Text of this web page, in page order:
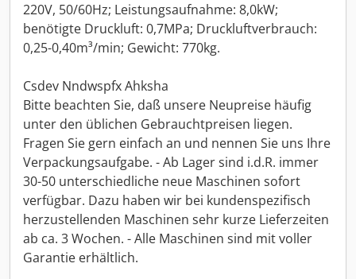
220V, 50/60Hz; Leistungsaufnahme: 8,0kW;
benötigte Druckluft: 0,7MPa; Druckluftverbrauch:
0,25-0,40m³/min; Gewicht: 770kg.
Csdev Nndwspfx Ahksha
Bitte beachten Sie, daß unsere Neupreise häufig
unter den üblichen Gebrauchtpreisen liegen.
Fragen Sie gern einfach an und nennen Sie uns Ihre
Verpackungsaufgabe. - Ab Lager sind i.d.R. immer
30-50 unterschiedliche neue Maschinen sofort
verfügbar. Dazu haben wir bei kundenspezifisch
herzustellenden Maschinen sehr kurze Lieferzeiten
ab ca. 3 Wochen. - Alle Maschinen sind mit voller
Garantie erhältlich.